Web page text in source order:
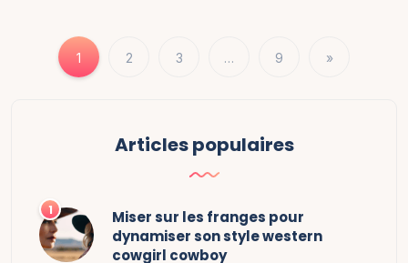
1 2 3 … 9 »
Articles populaires
Miser sur les franges pour
dynamiser son style western
cowgirl cowboy